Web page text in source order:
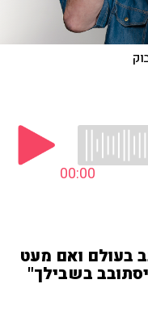
00:00
בעולם ואם מעט
בשבילך"